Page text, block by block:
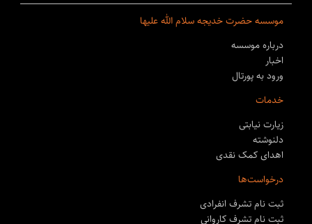
موسسه حضرت خدیجه سلام الله علیها
درباره موسسه
اخبار
ورود به پورتال
خدمات
زیارت نیابتی
دلنوشته
اهدای کمک نقدی
درخواست‌ها
ثبت نام تشرف انفرادی
ثبت نام تشرف کاروانی